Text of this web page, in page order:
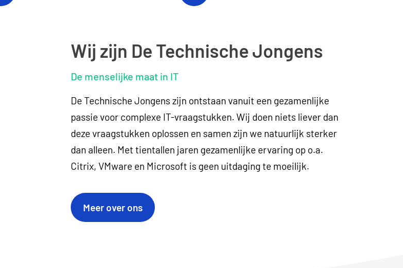
Wij zijn De Technische Jongens
De menselijke maat in IT
De Technische Jongens zijn ontstaan vanuit een gezamenlijke
passie voor complexe IT-vraagstukken. Wij doen niets liever dan
deze vraagstukken oplossen en samen zijn we natuurlijk sterker
dan alleen. Met tientallen jaren gezamenlijke ervaring op o.a.
Citrix, VMware en Microsoft is geen uitdaging te moeilijk.
Meer over ons